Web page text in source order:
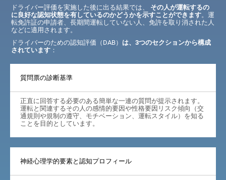
ドライバー評価を実施した後に出る結果では、 その人が運転するの
に良好な認知状態を有しているのかどうかを示すことができます。運
転免許証の申請者、長期間運転していない人、免許を取り消された人
などに適用されます。
ドライバーのための認知評価（DAB） は、3つのセクションから構成
されています ：
質問票の診断基準
正直に回答する必要のある簡単な一連の質問が提示されます。
運転と関連するその人の感情的要因や性格要因リスク傾向（交
通規則や規制の遵守、モチベーション、運転スタイル）を知る
ことを目的としています。
神経心理学的要素と認知プロフィール